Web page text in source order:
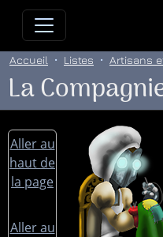
Allez directement au
Accueil Listes Artisans
La
Aller au
haut de
la page
Aller au